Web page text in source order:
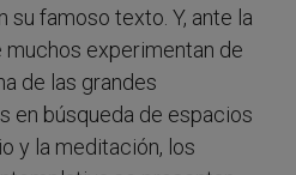
su famoso texto. Y, ante la
experimentan de
de las grandes
en búsqueda de espacios
y la meditación, los